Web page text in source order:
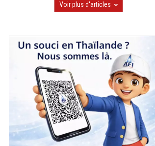
Voir plus d'articles